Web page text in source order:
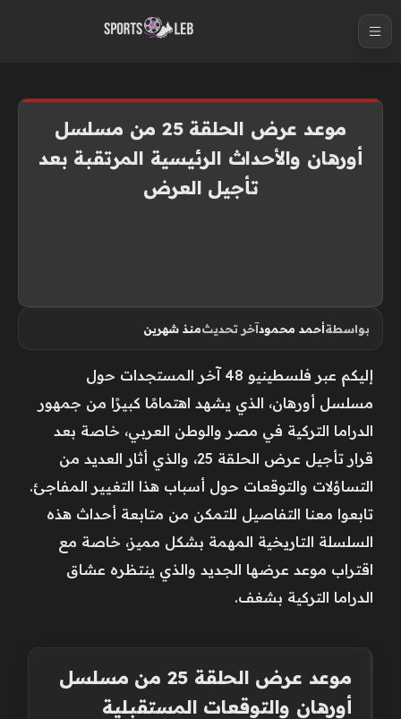
موعد عرض الحلقة 25 من مسلسل
أورهان والأحداث الرئيسية المرتقبة بعد
تأجيل العرض
بواسطةأحمد محمودآخر تحديثمنذ شهرين
إليكم عبر فلسطينيو 48 آخر المستجدات حول
مسلسل أورهان، الذي يشهد اهتمامًا كبيرًا من جمهور
الدراما التركية في مصر والوطن العربي، خاصة بعد
قرار تأجيل عرض الحلقة 25، والذي أثار العديد من
التساؤلات والتوقعات حول أسباب هذا التغيير المفاجئ.
تابعوا معنا التفاصيل للتمكن من متابعة أحداث هذه
السلسلة التاريخية المهمة بشكل مميز، خاصة مع
اقتراب موعد عرضها الجديد والذي ينتظره عشاق
الدراما التركية بشغف.
موعد عرض الحلقة 25 من مسلسل
أورهان والتوقعات المستقبلية